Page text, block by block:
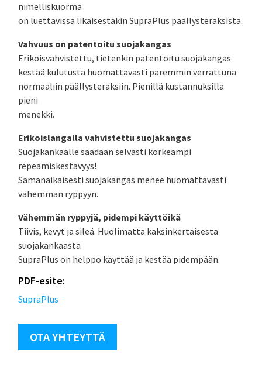
nimelliskuorma
on luettavissa likaisestakin SupraPlus päällysteraksista.
Vahvuus on patentoitu suojakangas
Erikoisvahvistettu, tietenkin patentoitu suojakangas
kestää kulutusta huomattavasti paremmin verrattuna
normaaliin päällysteraksiin. Pienillä kustannuksilla
pieni
menekki.
Erikoislangalla vahvistettu suojakangas
Suojakankaalle saadaan selvästi korkeampi
repeämiskestävyys!
Samanaikaisesti suojakangas menee huomattavasti
vähemmän ryppyyn.
Vähemmän ryppyjä, pidempi käyttöikä
Tiivis, kevyt ja sileä. Huolimatta kaksinkertaisesta
suojakankaasta
SupraPlus on helppo käyttää ja kestää pidempään.
PDF-esite:
SupraPlus
OTA YHTEYTTÄ